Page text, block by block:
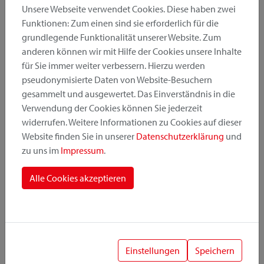
Produktkategorie
Montageposition
Befestigungssystem
Unsere Webseite verwendet Cookies. Diese haben zwei
Funktionen: Zum einen sind sie erforderlich für die
grundlegende Funktionalität unserer Website. Zum
anderen können wir mit Hilfe der Cookies unsere Inhalte
für Sie immer weiter verbessern. Hierzu werden
pseudonymisierte Daten von Website-Besuchern
gesammelt und ausgewertet. Das Einverständnis in die
Verwendung der Cookies können Sie jederzeit
widerrufen. Weitere Informationen zu Cookies auf dieser
Website finden Sie in unserer Datenschutzerklärung und
zu uns im Impressum.
Alle Cookies akzeptieren
Einstellungen Speichern